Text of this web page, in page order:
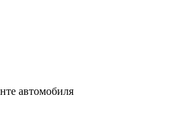
автомобиля